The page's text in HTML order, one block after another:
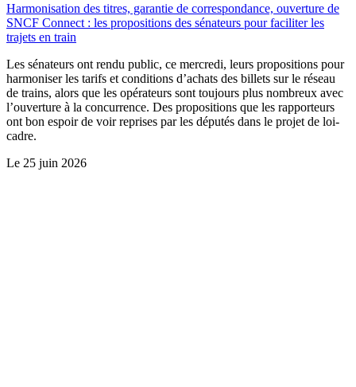
Harmonisation des titres, garantie de correspondance, ouverture de
SNCF Connect : les propositions des sénateurs pour faciliter les
trajets en train
Les sénateurs ont rendu public, ce mercredi, leurs propositions pour
harmoniser les tarifs et conditions d’achats des billets sur le réseau
de trains, alors que les opérateurs sont toujours plus nombreux avec
l’ouverture à la concurrence. Des propositions que les rapporteurs
ont bon espoir de voir reprises par les députés dans le projet de loi-
cadre.
Le 25 juin 2026